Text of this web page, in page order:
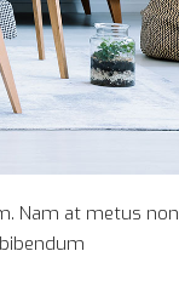
Nam at metus non